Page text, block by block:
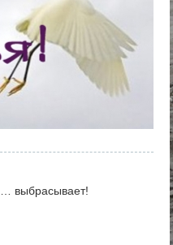
выбрасывает!